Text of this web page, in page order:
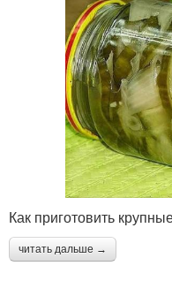
Как приготовить
читать дальше →